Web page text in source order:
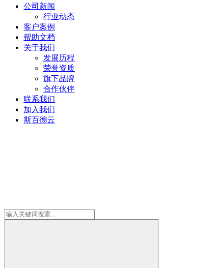
公司新闻
行业动态
客户案例
帮助文档
关于我们
发展历程
荣誉资质
旗下品牌
合作伙伴
联系我们
加入我们
斯百德云